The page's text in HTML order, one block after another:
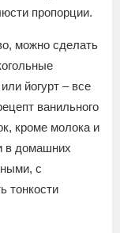
пропорции.
можно сделать
йогурт – все
ванильного
кроме молока и
в домашних
с
тонкости